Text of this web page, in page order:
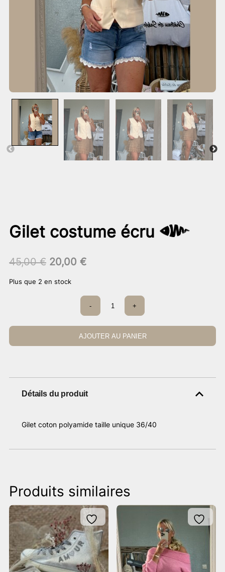
Gilet costume écru
45,00€ Le
initial
45,00 €.
20,00 €Le
est :
20,00 €.
Plus que 2 en stock
quantité
Gilet
costume
écru
- +
AJOUTER AU PANIER
Détails du produit
Gilet coton polyamide taille unique 36/40
Produits similaires